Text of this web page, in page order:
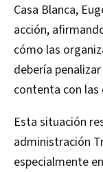
Casa Blanca,
acción,
cómo las
debería
contenta con las
Esta situación
administración
especialmente